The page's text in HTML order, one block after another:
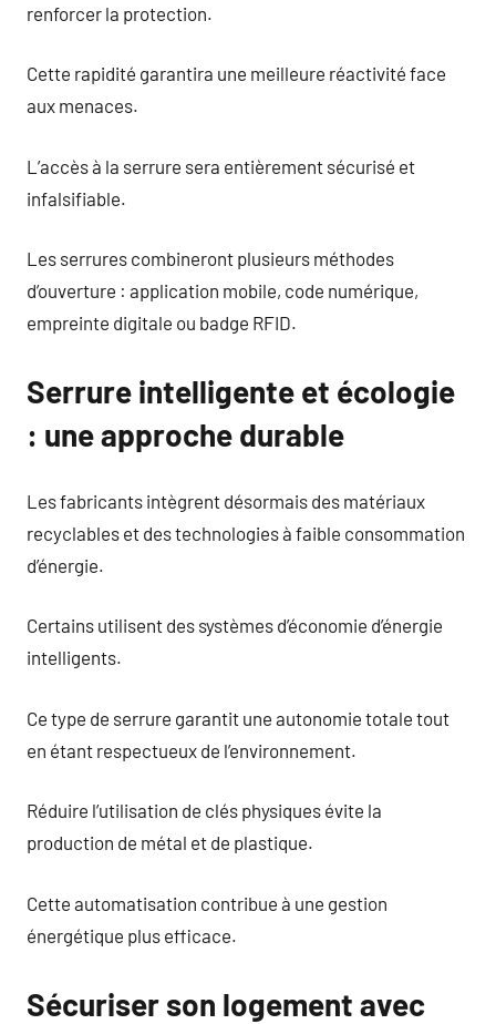
renforcer la protection.
Cette rapidité garantira une meilleure réactivité face
aux menaces.
L’accès à la serrure sera entièrement sécurisé et
infalsifiable.
Les serrures combineront plusieurs méthodes
d’ouverture : application mobile, code numérique,
empreinte digitale ou badge RFID.
Serrure intelligente et écologie
: une approche durable
Les fabricants intègrent désormais des matériaux
recyclables et des technologies à faible consommation
d’énergie.
Certains utilisent des systèmes d’économie d’énergie
intelligents.
Ce type de serrure garantit une autonomie totale tout
en étant respectueux de l’environnement.
Réduire l’utilisation de clés physiques évite la
production de métal et de plastique.
Cette automatisation contribue à une gestion
énergétique plus efficace.
Sécuriser son logement avec